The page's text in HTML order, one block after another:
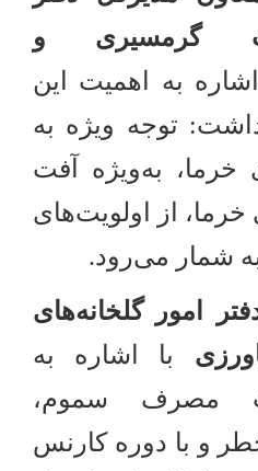
گرمسیری و
اشاره به اهمیت این
توجه ویژه به
خرما، به‌ویژه آفت
از اولویت‌های
شمار می‌رود.
امور گلخانه‌های
با اشاره به
مصرف سموم،
و با دوره کارنس